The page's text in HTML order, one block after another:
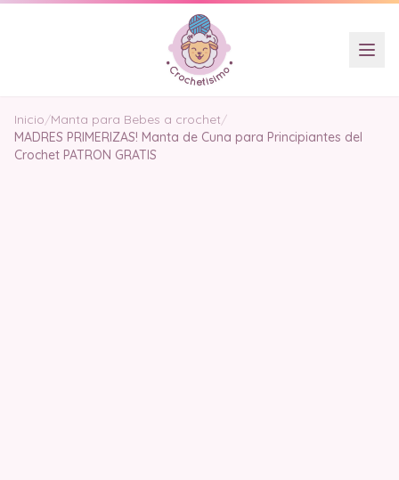
Inicio/Manta para Bebes a crochet/
MADRES PRIMERIZAS! Manta de Cuna para Principiantes del
Crochet PATRON GRATIS